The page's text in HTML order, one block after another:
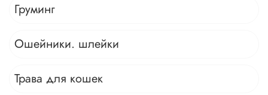
Груминг
Ошейники. шлейки
Трава для кошек